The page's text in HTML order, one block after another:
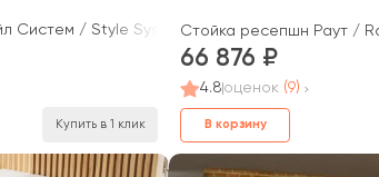
Систем / Style System
Купить в 1 клик
Стойка ресепшн Раут /
66 876
4.8 оценок (9)
В корзину